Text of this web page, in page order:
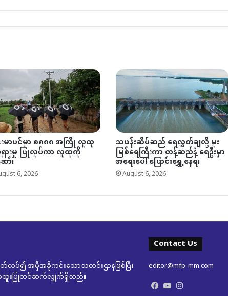
မာပင်မှာ ၈၈၈၈ အကြို လူထု
ားမှု ပြုလုပ်ကာ လူထုကို
ာ်၊
6, 2026
သဖန်းဆိပ်ဆည် ရေလွှတ်ချလို့ မူး
မြစ်ရေကြီးကာ တန့်ဆည်နဲ့ ရေဦးမှာ
အရေးပေါ် ပြောင်းရွှေ့နေရ၊
August 6, 2026
တ်လပ်၍ အမှီအခိုကင်းသောသတင်းဌာနဖြစ်ပြီး
အထူးပြုတင်ဆက်လျှက်ရှိသည်။
Contact Us
editor@mfp-mm.com
Facebook
YouTube